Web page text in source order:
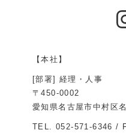
【本社】
[部署] 経理・人事
〒450-0002
愛知県名古屋市中村区
TEL. 052-571-6346 /